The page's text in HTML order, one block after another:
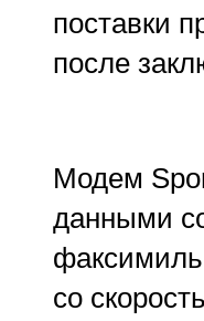
поставки
после
Модем
данными
со